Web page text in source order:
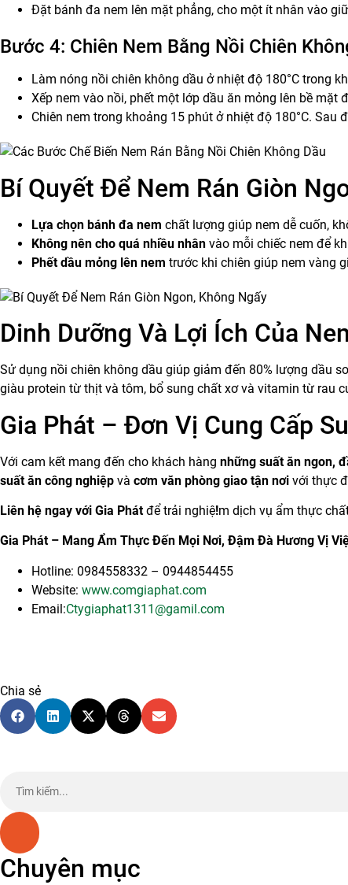
Đặt bánh đa nem lên mặt phẳng, cho một ít nhân vào
Bước 4: Chiên Nem Bằng Nồi Chiên
Làm nóng nồi chiên không dầu ở nhiệt độ 180°C trong
Xếp nem vào nồi, phết một lớp dầu ăn mỏng lên bề mặt
Chiên nem trong khoảng 15 phút ở nhiệt độ 180°C.
Bí Quyết Để Nem Rán Giòn
Lựa chọn bánh đa nem chất lượng giúp nem dễ cuốn,
Không nên cho quá nhiều nhân vào mỗi chiếc nem để
Phết dầu mỏng lên nem trước khi chiên giúp nem vàng
Dinh Dưỡng Và Lợi Ích Của
Sử dụng nồi chiên không dầu giúp giảm đến 80% lượng dầu
giàu protein từ thịt và tôm, bổ sung chất xơ và vitamin từ rau
Gia Phát – Đơn Vị Cung Cấp
Với cam kết mang đến cho khách hàng những suất ăn ngon,
suất ăn công nghiệp và cơm văn phòng giao tận nơi với thực
Liên hệ ngay với Gia Phátđể trải nghiệ!m dịch vụ ẩm thực
Gia Phát – Mang Ẩm Thực Đến Mọi Nơi, Đậm Đà Hương Vị
Hotline: 0984558332 – 0944854455
Website: www.comgiaphat.com
Email:Ctygiaphat1311@gamil.com
Chia sẻ
Chuyên mục